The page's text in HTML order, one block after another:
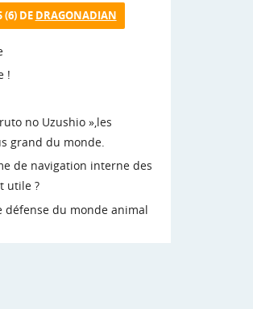
(6) DE DRAGONADIAN
!
no Uzushio »,les
grand du monde.
de navigation interne des
utile ?
défense du monde animal